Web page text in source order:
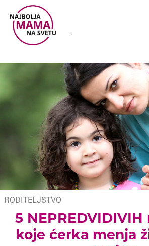
RODITELJSTVO
5
koje ćerka menja